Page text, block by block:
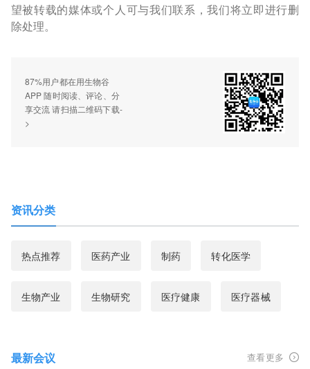
望被转载的媒体或个人可与我们联系，我们将立即进行删
除处理。
87%用户都在用生物谷
APP 随时阅读、评论、分
享交流 请扫描二维码下载-
>
资讯分类
热点推荐 医药产业 制药 转化医学
生物产业 生物研究 医疗健康 医疗器械
最新会议 查看更多